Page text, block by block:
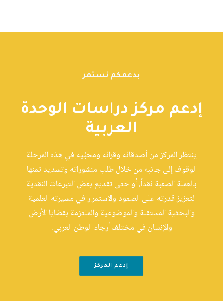
بدعمكم نستمر
إدعم مركز دراسات الوحدة
العربية
ينتظر المركز من أصدقائه وقرائه ومحبِّيه في هذه المرحلة
الوقوف إلى جانبه من خلال طلب منشوراته وتسديد ثمنها
بالعملة الصعبة نقداً، أو حتى تقديم بعض التبرعات النقدية
لتعزيز قدرته على الصمود والاستمرار في مسيرته العلمية
والبحثية المستقلة والموضوعية والملتزمة بقضايا الأرض
والإنسان في مختلف أرجاء الوطن العربي.
إدعم المركز